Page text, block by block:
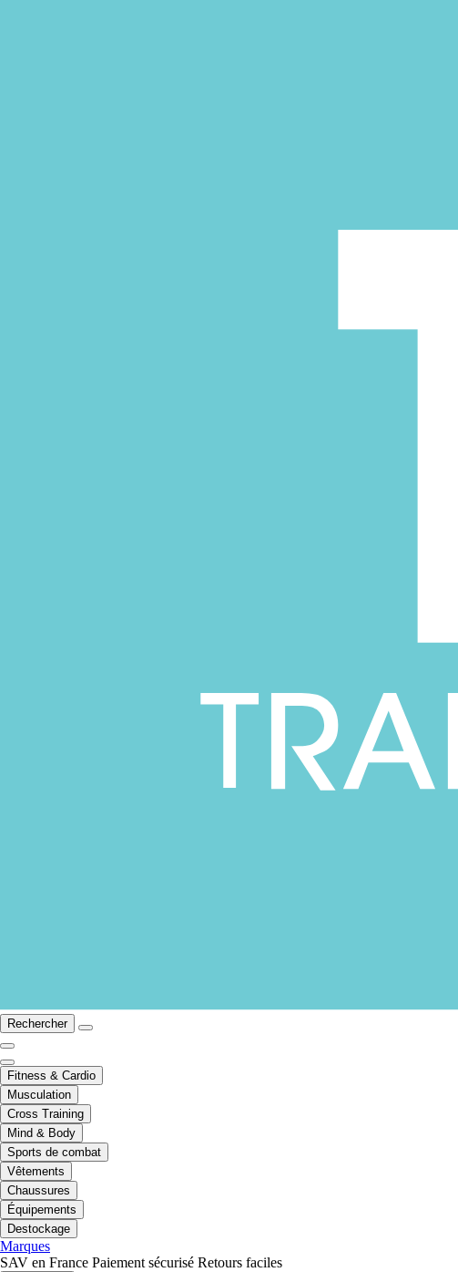
Rechercher
Fitness & Cardio
Musculation
Cross Training
Mind & Body
Sports de combat
Vêtements
Chaussures
Équipements
Destockage
Marques
SAV en France Paiement sécurisé Retours faciles